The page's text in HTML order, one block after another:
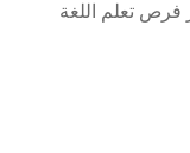
فرص تعلم اللغة